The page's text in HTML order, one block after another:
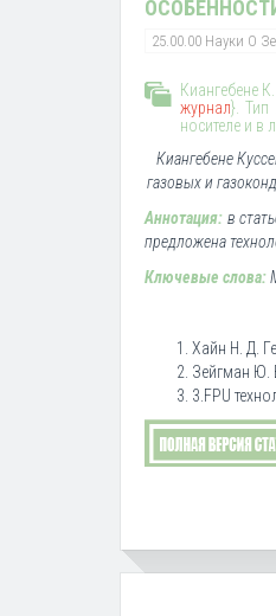
25.00.00 Науки О
Киангебене
журнал}. Тип
носителе и в
Киангебене
газовых и
Аннотация: в
предложена
Ключевые слова:
Хайн Н. Д.
Зейгман Ю.
3.FPU